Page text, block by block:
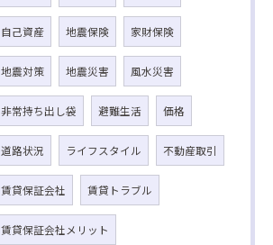
自己資産 地震保険 家財保険
地震対策 地震災害 風水災害
非常持ち出し袋 避難生活 価格
道路状況 ライフスタイル 不動産取引
賃貸保証会社 賃貸トラブル
賃貸保証会社メリット